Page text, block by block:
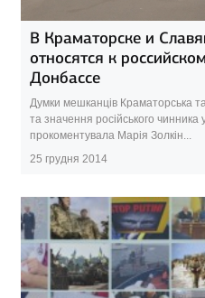
В Краматорске и
относятся к
Донбассе
Думки мешканців Краматорська
та значення російського чинника
прокоментувала Марія Золкін...
25 грудня 2014